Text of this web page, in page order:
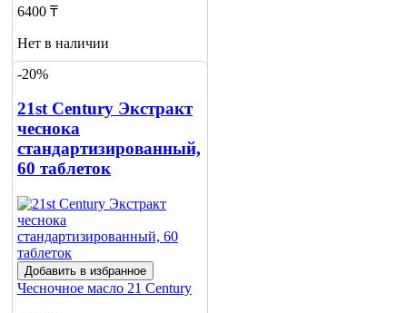
6400 ₸
Нет в наличии
Сообщить
-20%
21st Century Экстракт
чеснока
стандартизированный,
60 таблеток
Добавить в избранное
Чесночное масло 21 Century